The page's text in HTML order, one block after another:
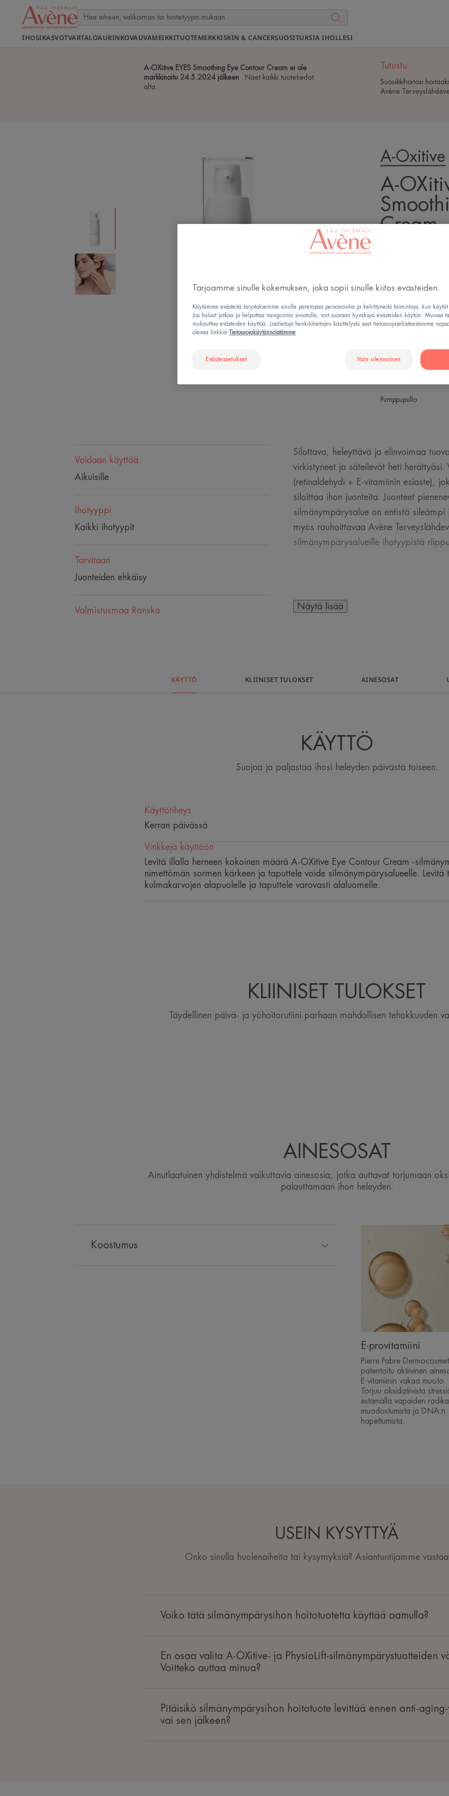
IHOSIKASVOTVARTALOAURINKOVAUVAMEIKKITUOTEMERKKISKIN & CANCERSUOSITUKSIA IHOLLESI
A-OXitive EYES Smoothing Eye Contour Cream ei ole
markkinoitu 24.5.2024 jälkeen
. Näet kaikki tuotetiedot
alta.
Tutustu
Suosikkihoitosi
Avène
A-Oxitive
A-
Cream
Kirkastava -
Tämä
raikkaammat ja
Ihoa silottava ja
Puhdistava,
Pumppupullo
Voidaan käyttää
Aikuisille
Ihotyyppi
Kaikki ihotyypit
Tarvitaan
Juonteiden ehkäisy
Valmistusmaa Ranska
Silottava, heleyttävä ja elinvoimaa
virkistyneet ja säteilevät heti herättyäsi.
(retinaldehydi + E-vitamiinin esiaste),
siloittaa ihon juonteita. Juonteet
silmänympärysalue on entistä
myös rauhoittavaa Avène
silmänympärysalueille ihotyypistä
Edut
• PUHDISTAA ihon vapaista
Raikas ja vesipitoinen
Sisällön tuoksu
Näytä lisää
KÄYTTÖ KLIINISET TULOKSET AINESOSAT
KÄYTTÖ
Suojaa ja paljastaa ihosi heleyden päivästä toiseen.
Käyttötiheys
Kerran päivässä
Vinkkejä käyttöön
Levitä illalla herneen kokoinen määrä A-OXitive Eye Contour Cream -
nimettömän sormen kärkeen ja taputtele voide silmänympärysalueelle. Levitä
kulmakarvojen alapuolelle ja taputtele varovasti alaluomelle.
KLIINISET TULOKSET
Täydellinen päivä- ja yöhoitorutiini parhaan mahdollisen tehokkuuden
AINESOSAT
Ainutlaatuinen yhdistelmä vaikuttavia ainesosia, jotka auttavat torjumaan
palauttamaan ihon heleyden.
Koostumus
E-provitamiini
Pierre Fabre
patentoitu aktiivinen
E-vitamiinin vakaa muoto.
Torjuu oksidatiivista
estämällä vapaiden
muodostumista ja DNA:n
hapettumista.
USEIN KYSYTTYÄ
Onko sinulla huolenaiheita tai kysymyksiä? Asiantuntijamme
Voiko tätä silmänympärysihon hoitotuotetta käyttää aamulla?
En osaa valita A-OXitive- ja PhysioLift-silmänympärystuotteiden
Voitteko auttaa minua?
Pitäisikö silmänympärysihon hoitotuote levittää ennen anti-
vai sen jälkeen?
Tarjoamme sinulle kokemuksen, joka sopii sinulle kiitos evästeiden.
Käytämme evästeitä tarjotaksemme sinulle parempaa personointia ja kehittyneitä toimintoja, kun käytät
Jos haluat jatkaa ja helpottaa navigointia sivustolla, voit suoraan hyväksyä evästeiden käytön. Muussa
mukauttaa evästeiden käyttöä. Lisätietoja henkilötietojen käsittelystä saat tietosuojaselosteestamme
olevaa linkkiä: Tietosuojakäytännöistämme
Evästeasetukset Vain olennainen